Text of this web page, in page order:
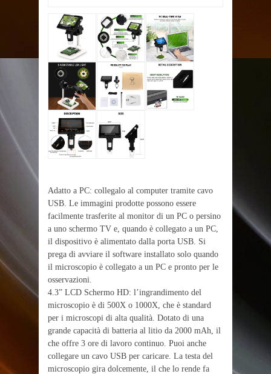
Adatto a PC: collegalo al computer tramite cavo
USB. Le immagini prodotte possono essere
facilmente trasferite al monitor di un PC o persino
a uno schermo TV e, quando è collegato a un PC,
il dispositivo è alimentato dalla porta USB. Si
prega di avviare il software installato solo quando
il microscopio è collegato a un PC e pronto per le
osservazioni.
4.3” LCD Schermo HD: l’ingrandimento del
microscopio è di 500X o 1000X, che è standard
per i microscopi di alta qualità. Dotato di una
grande capacità di batteria al litio da 2000 mAh, il
che offre 3 ore di lavoro continuo. Puoi anche
collegare un cavo USB per caricare. La testa del
microscopio gira dolcemente, il che lo rende fa